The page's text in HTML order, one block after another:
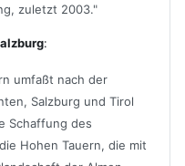
zuletzt 2003."
:
umfaßt nach der
Salzburg und Tirol
Schaffung des
Hohen Tauern, die mit